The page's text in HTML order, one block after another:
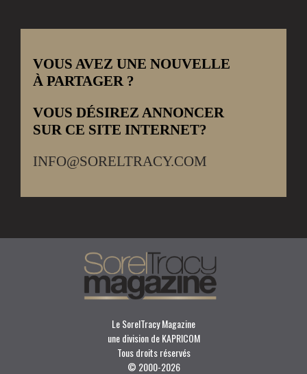
VOUS AVEZ UNE NOUVELLE
À PARTAGER ?
VOUS DÉSIREZ ANNONCER
SUR CE SITE INTERNET?
INFO@SORELTRACY.COM
Le SorelTracy Magazine
une division de KAPRICOM
Tous droits réservés
© 2000-2026